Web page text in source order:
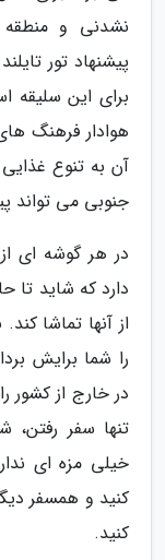
نشدنی و
پیشنهاد تور
برای این
هوادار فرهنگ
آن به تنوع
جنوبی می تواند
در هر گوشه ای
دارد که شاید تا
از آنها تماشا
را شما برایش
در خارج از کشور
تنها سفر رفتن،
کنید و همسفر
کنید.